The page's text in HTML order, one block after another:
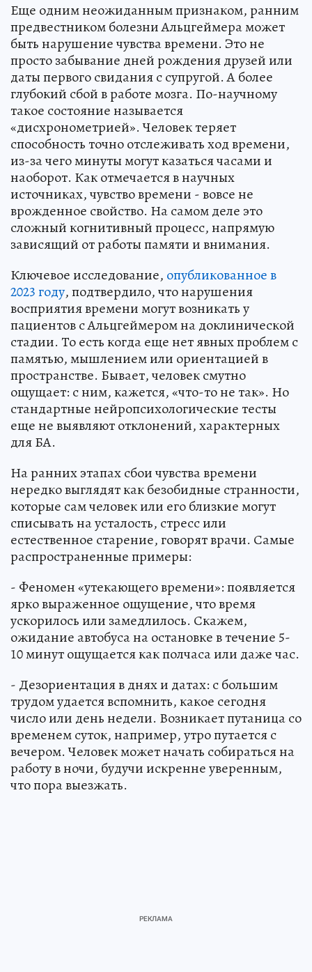
Еще одним неожиданным признаком, ранним
предвестником болезни Альцгеймера может
быть нарушение чувства времени. Это не
просто забывание дней рождения друзей или
даты первого свидания с супругой. А более
глубокий сбой в работе мозга. По-научному
такое состояние называется
«дисхронометрией». Человек теряет
способность точно отслеживать ход времени,
из-за чего минуты могут казаться часами и
наоборот. Как отмечается в научных
источниках, чувство времени - вовсе не
врожденное свойство. На самом деле это
сложный когнитивный процесс, напрямую
зависящий от работы памяти и внимания.
Ключевое исследование, опубликованное в
2023 году, подтвердило, что нарушения
восприятия времени могут возникать у
пациентов с Альцгеймером на доклинической
стадии. То есть когда еще нет явных проблем с
памятью, мышлением или ориентацией в
пространстве. Бывает, человек смутно
ощущает: с ним, кажется, «что-то не так». Но
стандартные нейропсихологические тесты
еще не выявляют отклонений, характерных
для БА.
На ранних этапах сбои чувства времени
нередко выглядят как безобидные странности,
которые сам человек или его близкие могут
списывать на усталость, стресс или
естественное старение, говорят врачи. Самые
распространенные примеры:
- Феномен «утекающего времени»: появляется
ярко выраженное ощущение, что время
ускорилось или замедлилось. Скажем,
ожидание автобуса на остановке в течение 5-
10 минут ощущается как полчаса или даже час.
- Дезориентация в днях и датах: с большим
трудом удается вспомнить, какое сегодня
число или день недели. Возникает путаница со
временем суток, например, утро путается с
вечером. Человек может начать собираться на
работу в ночи, будучи искренне уверенным,
что пора выезжать.